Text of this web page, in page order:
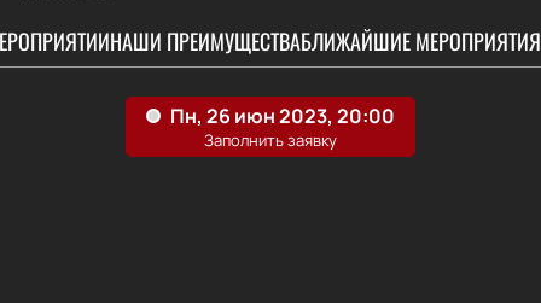
НАШИ ПРЕИМУЩЕСТВАБЛИЖАЙШИЕ МЕРОПРИЯТИЯ